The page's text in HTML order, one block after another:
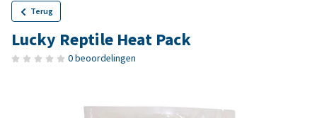
Terug
Lucky Reptile Heat Pack
0 beoordelingen